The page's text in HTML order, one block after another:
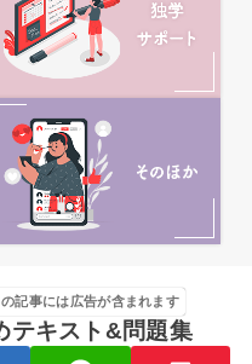
記事には広告が含まれます
テキスト&問題集